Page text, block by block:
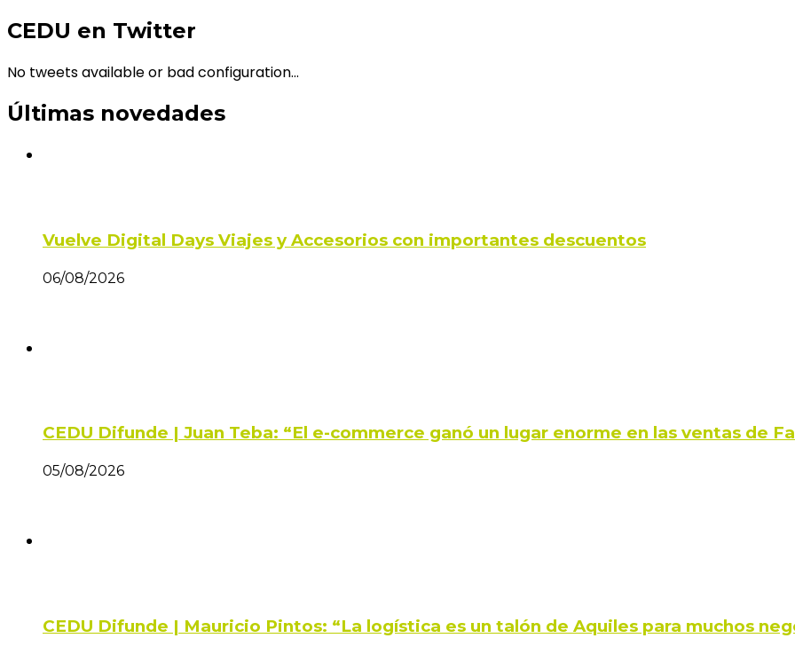
CEDU en Twitter
No tweets available or bad configuration...
Últimas novedades
Vuelve Digital Days Viajes y Accesorios con importantes descuentos
06/08/2026
CEDU Difunde | Juan Teba: “El e-commerce ganó un lugar enorme en las ventas de
05/08/2026
CEDU Difunde | Mauricio Pintos: “La logística es un talón de Aquiles para muchos